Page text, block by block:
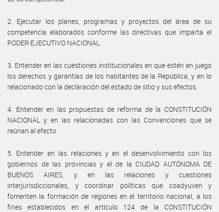
2. Ejecutar los planes, programas y proyectos del área de su
competencia elaborados conforme las directivas que imparta el
PODER EJECUTIVO NACIONAL.
3. Entender en las cuestiones institucionales en que estén en juego
los derechos y garantías de los habitantes de la República, y en lo
relacionado con la declaración del estado de sitio y sus efectos.
4. Entender en las propuestas de reforma de la CONSTITUCIÓN
NACIONAL y en las relacionadas con las Convenciones que se
reúnan al efecto.
5. Entender en las relaciones y en el desenvolvimiento con los
gobiernos de las provincias y el de la CIUDAD AUTÓNOMA DE
BUENOS AIRES, y en las relaciones y cuestiones
interjurisdiccionales, y coordinar políticas que coadyuven y
fomenten la formación de regiones en el territorio nacional, a los
fines establecidos en el artículo 124 de la CONSTITUCIÓN